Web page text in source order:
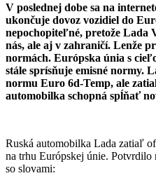
V poslednej dobe sa na
ukončuje dovoz vozidiel do
nepochopiteľné, pretože Lada
nás, ale aj v zahraničí. Lenže
normách. Európska únia s
stále sprísňuje emisné normy.
normu Euro 6d-Temp, ale
automobilka schopná spĺňať
Ruská automobilka Lada zatiaľ
na trhu Európskej únie. Potvrdilo
so slovami: